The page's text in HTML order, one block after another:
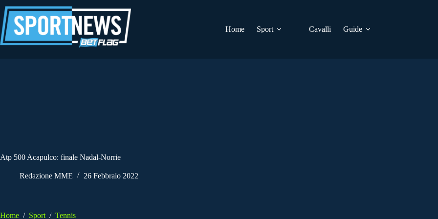
al
contenuto
Home
Sport Cavalli Guide
Atp 500 Acapulco: finale Nadal-Norrie
Redazione MME 26 Febbraio 2022
Home / Sport / Tennis